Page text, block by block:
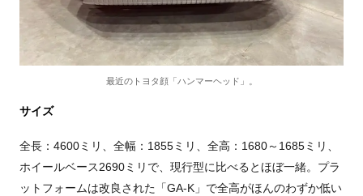
最近のトヨタ顔「ハンマーヘッド」。
サイズ
全長：4600ミリ、全幅：1855ミリ、全高：1680～1685ミリ、
ホイールベース2690ミリで、現行型に比べるとほぼ一緒。プラ
ットフォームは改良された「GA-K」で全高がほんのわずか低い